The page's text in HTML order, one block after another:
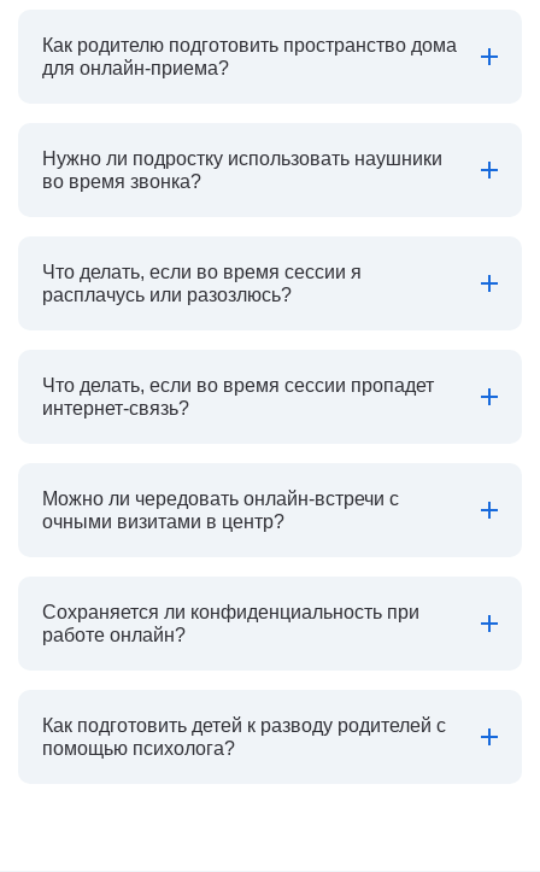
Как родителю подготовить пространство дома
для онлайн-приема?
Нужно ли подростку использовать наушники
во время звонка?
Что делать, если во время сессии я
расплачусь или разозлюсь?
Что делать, если во время сессии пропадет
интернет-связь?
Можно ли чередовать онлайн-встречи с
очными визитами в центр?
Сохраняется ли конфиденциальность при
работе онлайн?
Как подготовить детей к разводу родителей с
помощью психолога?